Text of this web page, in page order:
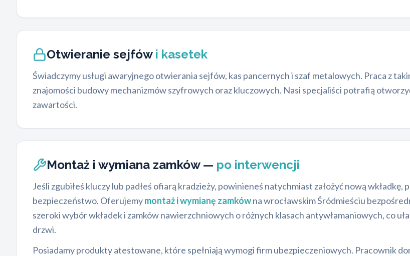
Otwieranie sejfów i kasetek
Świadczymy usługi awaryjnego otwierania sejfów, kas pancernych i szaf metalowych. Praca z
znajomości budowy mechanizmów szyfrowych oraz kluczowych. Nasi specjaliści potrafią
zawartości.
Montaż i wymiana zamków — po interwencji
Jeśli zgubiłeś kluczy lub padłeś ofiarą kradzieży, powinieneś natychmiast założyć nową
bezpieczeństwo. Oferujemymontaż i wymianę zamkówna wrocławskim Śródmieściu
szeroki wybór wkładek i zamków nawierzchniowych o różnych klasach antywłamaniowych, co
drzwi.
Posiadamy produkty atestowane, które spełniają wymogi firm ubezpieczeniowych. Pracownik